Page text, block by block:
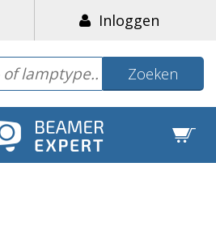
Inloggen
Zoeken